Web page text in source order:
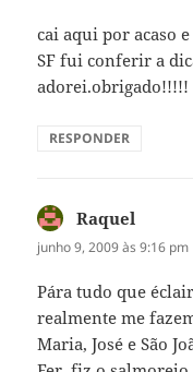
cai aqui por acaso
SF fui conferir a
adorei.obrigado!!!!!
RESPONDER
Raquel
junho 9, 2009 às 9:16 pm
Pára tudo que
realmente me
Maria, José e São